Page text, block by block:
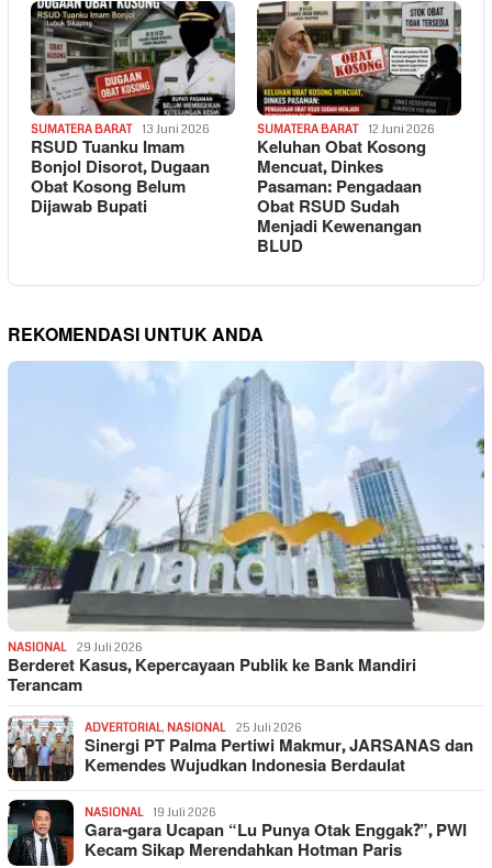
SUMATERA BARAT 13 Juni 2026
RSUD Tuanku Imam
Bonjol Disorot, Dugaan
Obat Kosong Belum
Dijawab Bupati
SUMATERA BARAT 12 Juni 2026
Keluhan Obat Kosong
Mencuat, Dinkes
Pasaman: Pengadaan
Obat RSUD Sudah
Menjadi Kewenangan
BLUD
REKOMENDASI UNTUK ANDA
NASIONAL 29 Juli 2026
Berderet Kasus, Kepercayaan Publik ke Bank Mandiri
Terancam
ADVERTORIAL, NASIONAL 25 Juli 2026
Sinergi PT Palma Pertiwi Makmur, JARSANAS dan
Kemendes Wujudkan Indonesia Berdaulat
NASIONAL 19 Juli 2026
Gara-gara Ucapan “Lu Punya Otak Enggak?”, PWI
Kecam Sikap Merendahkan Hotman Paris